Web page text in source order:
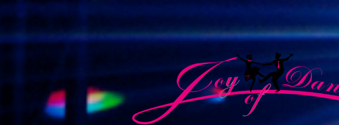
Zum
Inhalt
springen